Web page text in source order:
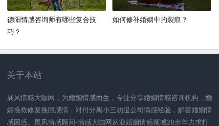
德阳情感咨询师有哪些复合技
巧？
如何修补婚姻中的裂痕？
关于本站
展风情感大咖网，为婚姻情感而生，专注分享婚姻情感咨询机构，婚
姻挽救修复挽回感情，对付分离小三劝退公司情感经验，解答婚姻情
感困惑。展风情感顾问-情感大咖网从业婚姻情感领域20余年力求打